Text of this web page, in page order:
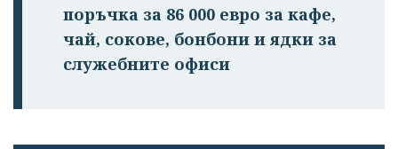
поръчка за 86 000 евро за кафе,
чай, сокове, бонбони и ядки за
служебните офиси